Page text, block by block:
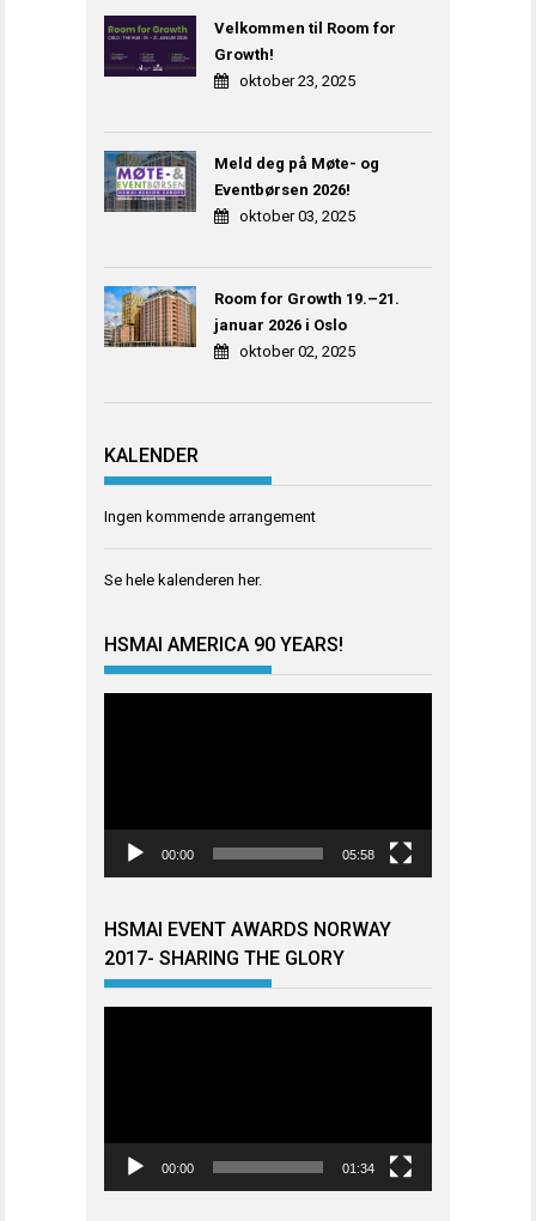
Velkommen til Room for
Growth!
oktober 23, 2025
Meld deg på Møte- og
Eventbørsen 2026!
oktober 03, 2025
Room for Growth 19.–21.
januar 2026 i Oslo
oktober 02, 2025
KALENDER
Ingen kommende arrangement
Se hele kalenderen her.
HSMAI AMERICA 90 YEARS!
00:00 05:58
HSMAI EVENT AWARDS NORWAY
2017- SHARING THE GLORY
00:00 01:34